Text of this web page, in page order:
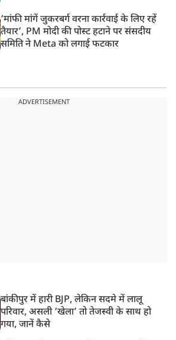
‘मांफी मांगें जुकरबर्ग वरना कार्रवाई के लिए रहें
तैयार’, PM मोदी की पोस्ट हटाने पर संसदीय
समिति ने Meta को लगाई फटकार
ADVERTISEMENT
बांकीपुर में हारी BJP, लेकिन सदमे में लालू
परिवार, असली ‘खेला’ तो तेजस्वी के साथ हो
गया, जानें कैसे